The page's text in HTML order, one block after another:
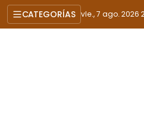
CATEGORÍAS vie., 7 ago. 2026